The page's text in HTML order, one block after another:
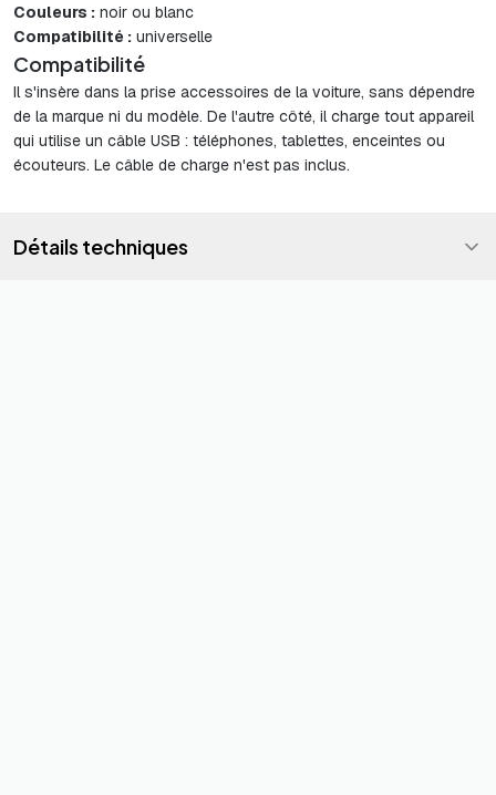
Couleurs : noir ou blanc
Compatibilité : universelle
Compatibilité
Il s'insère dans la prise accessoires de la voiture, sans dépendre
de la marque ni du modèle. De l'autre côté, il charge tout appareil
qui utilise un câble USB : téléphones, tablettes, enceintes ou
écouteurs. Le câble de charge n'est pas inclus.
Détails techniques